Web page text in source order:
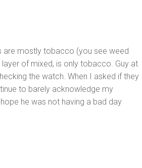
are mostly tobacco (you see weed
of mixed, is only tobacco. Guy at
the watch. When I asked if they
to barely acknowledge my
he was not having a bad day